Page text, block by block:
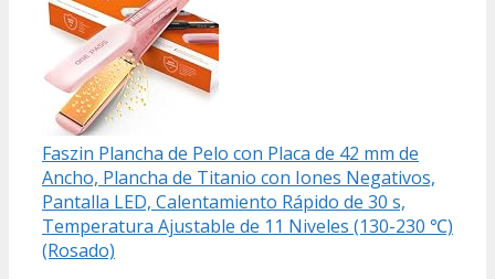
Faszin Plancha de Pelo con Placa de 42 mm de
Ancho, Plancha de Titanio con Iones Negativos,
Pantalla LED, Calentamiento Rápido de 30 s,
Temperatura Ajustable de 11 Niveles (130-230 ℃)
(Rosado)